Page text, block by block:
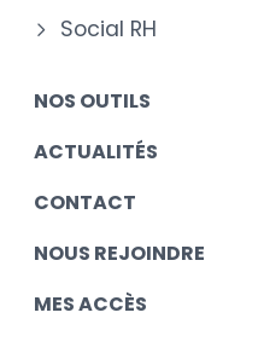
Social RH
NOS OUTILS
ACTUALITÉS
CONTACT
NOUS REJOINDRE
MES ACCÈS